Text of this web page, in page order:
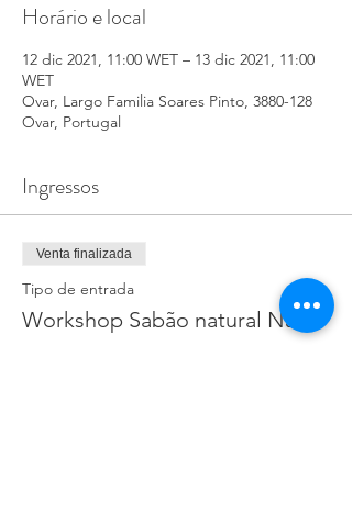
Horário e local
12 dic 2021, 11:00 WET – 13 dic 2021, 11:00
WET
Ovar, Largo Familia Soares Pinto, 3880-128
Ovar, Portugal
Ingressos
Venta finalizada
Tipo de entrada
Workshop Sabão natural Natal